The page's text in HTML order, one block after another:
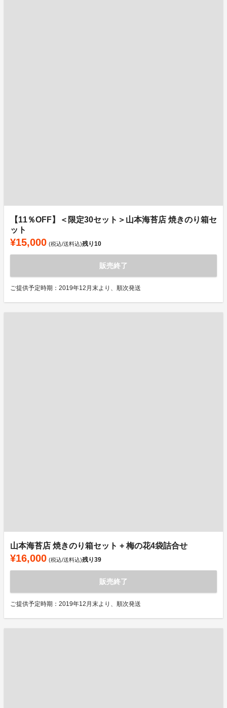
【11％OFF】＜限定30セット＞山本海苔店 焼きのり箱セ
ット
¥15,000 (税込/送料込)残り10
販売終了
ご提供予定時期：2019年12月末より、順次発送
山本海苔店 焼きのり箱セット + 梅の花4袋詰合せ
¥16,000 (税込/送料込)残り39
販売終了
ご提供予定時期：2019年12月末より、順次発送